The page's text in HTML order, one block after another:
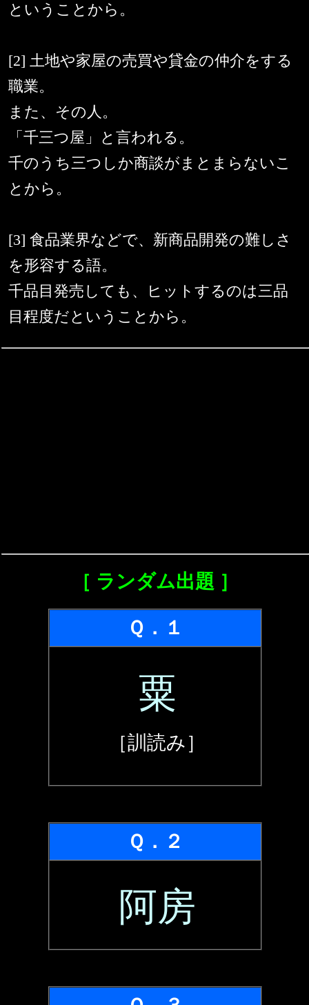
ということから。
[2] 土地や家屋の売買や貸金の仲介をする
職業。
また、その人。
「千三つ屋」と言われる。
千のうち三つしか商談がまとまらないこ
とから。
[3] 食品業界などで、新商品開発の難しさ
を形容する語。
千品目発売しても、ヒットするのは三品
目程度だということから。
［ ランダム出題 ］
Ｑ．１
粟
［訓読み］
Ｑ．２
阿房